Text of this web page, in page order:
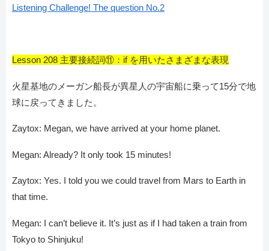
Listening Challenge! The question No.2
Lesson 208 主要接続詞⑪：if を用いたさまざまな表現
火星基地のメーガン船長が異星人の宇宙船に乗って15分で地
球に戻ってきました。
Zaytox: Megan, we have arrived at your home planet.
Megan: Already? It only took 15 minutes!
Zaytox: Yes. I told you we could travel from Mars to Earth in
that time.
Megan: I can’t believe it. It’s just as if I had taken a train from
Tokyo to Shinjuku!